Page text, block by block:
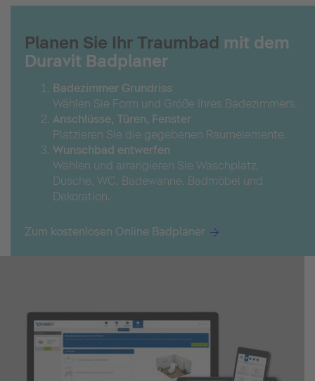
Planen Sie Ihr Traumbad mit dem
Duravit Badplaner
Badezimmer Grundriss
Wählen Sie Form und Größe Ihres Badezimmers.
Anschlüsse, Türen, Fenster
Platzieren Sie die gegebenen Raumelemente.
Wunschbad entwerfen
Wählen und arrangieren Sie Waschplatz,
Dusche, WC, Badewanne, Badmöbel und
Dekoration.
Zum kostenlosen Online Badplaner